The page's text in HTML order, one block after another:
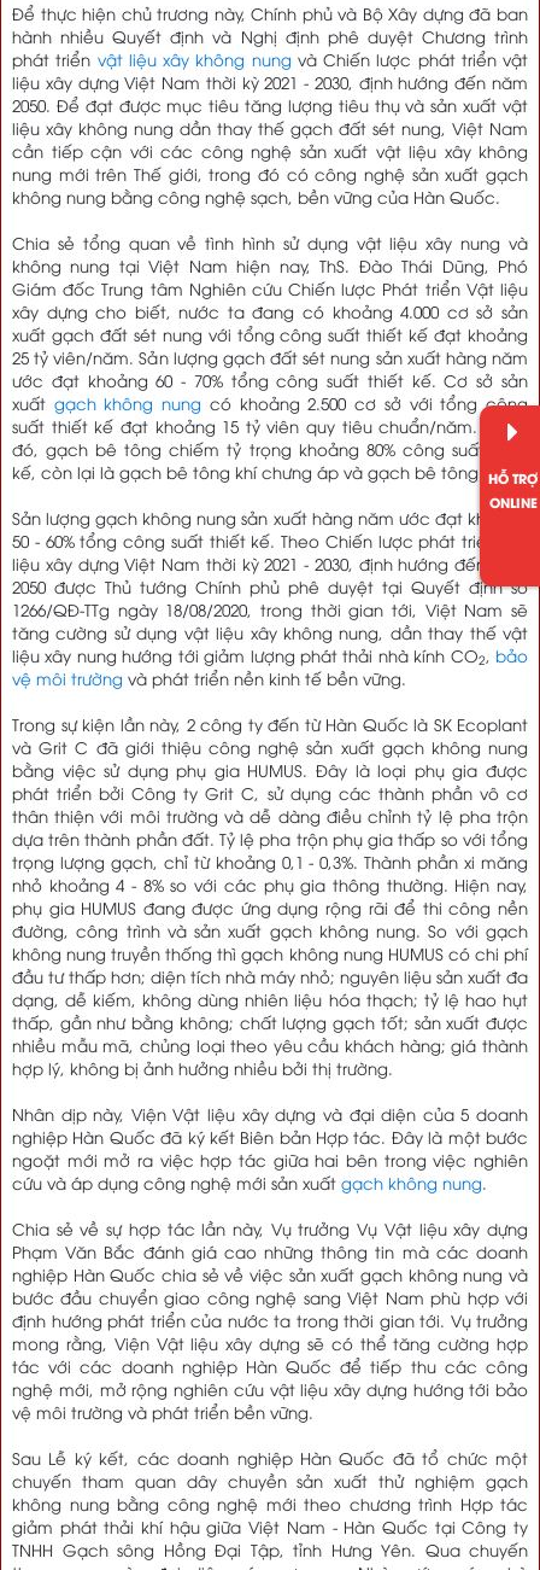
Để thực hiện chủ trương này, Chính phủ và Bộ Xây dựng đã ban
hành nhiều Quyết định và Nghị định phê duyệt Chương trình
phát triển vật liệu xây không nung và Chiến lược phát triển vật
liệu xây dựng Việt Nam thời kỳ 2021 - 2030, định hướng đến năm
2050. Để đạt được mục tiêu tăng lượng tiêu thụ và sản xuất vật
liệu xây không nung dần thay thế gạch đất sét nung, Việt Nam
cần tiếp cận với các công nghệ sản xuất vật liệu xây không
nung mới trên Thế giới, trong đó có công nghệ sản xuất gạch
không nung bằng công nghệ sạch, bền vững của Hàn Quốc.
Chia sẻ tổng quan về tình hình sử dụng vật liệu xây nung và
không nung tại Việt Nam hiện nay, ThS. Đào Thái Dũng, Phó
Giám đốc Trung tâm Nghiên cứu Chiến lược Phát triển Vật liệu
xây dựng cho biết, nước ta đang có khoảng 4.000 cơ sở sản
xuất gạch đất sét nung với tổng công suất thiết kế đạt khoảng
25 tỷ viên/năm. Sản lượng gạch đất sét nung sản xuất hàng năm
ước đạt khoảng 60 - 70% tổng công suất thiết kế. Cơ sở sản
xuất gạch không nung có khoảng 2.500 cơ sở với tổng công
suất thiết kế đạt khoảng 15 tỷ viên quy tiêu chuẩn/năm. Trong
đó, gạch bê tông chiếm tỷ trọng khoảng 80% công suất thiết
kế, còn lại là gạch bê tông khí chưng áp và gạch bê tông bọt.
Sản lượng gạch không nung sản xuất hàng năm ước đạt khoảng
50 - 60% tổng công suất thiết kế. Theo Chiến lược phát triển vật
liệu xây dựng Việt Nam thời kỳ 2021 - 2030, định hướng đến năm
2050 được Thủ tướng Chính phủ phê duyệt tại Quyết định số
1266/QĐ-TTg ngày 18/08/2020, trong thời gian tới, Việt Nam sẽ
tăng cường sử dụng vật liệu xây không nung, dần thay thế vật
liệu xây nung hướng tới giảm lượng phát thải nhà kính CO2, bảo
vệ môi trường và phát triển nền kinh tế bền vững.
Trong sự kiện lần này, 2 công ty đến từ Hàn Quốc là SK Ecoplant
và Grit C đã giới thiệu công nghệ sản xuất gạch không nung
bằng việc sử dụng phụ gia HUMUS. Đây là loại phụ gia được
phát triển bởi Công ty Grit C, sử dụng các thành phần vô cơ
thân thiện với môi trường và dễ dàng điều chỉnh tỷ lệ pha trộn
dựa trên thành phần đất. Tỷ lệ pha trộn phụ gia thấp so với tổng
trọng lượng gạch, chỉ từ khoảng 0,1 - 0,3%. Thành phần xi măng
nhỏ khoảng 4 - 8% so với các phụ gia thông thường. Hiện nay,
phụ gia HUMUS đang được ứng dụng rộng rãi để thi công nền
đường, công trình và sản xuất gạch không nung. So với gạch
không nung truyền thống thì gạch không nung HUMUS có chi phí
đầu tư thấp hơn; diện tích nhà máy nhỏ; nguyên liệu sản xuất đa
dạng, dễ kiếm, không dùng nhiên liệu hóa thạch; tỷ lệ hao hụt
thấp, gần như bằng không; chất lượng gạch tốt; sản xuất được
nhiều mẫu mã, chủng loại theo yêu cầu khách hàng; giá thành
hợp lý, không bị ảnh hưởng nhiều bởi thị trường.
Nhân dịp này, Viện Vật liệu xây dựng và đại diện của 5 doanh
nghiệp Hàn Quốc đã ký kết Biên bản Hợp tác. Đây là một bước
ngoặt mới mở ra việc hợp tác giữa hai bên trong việc nghiên
cứu và áp dụng công nghệ mới sản xuất gạch không nung.
Chia sẻ về sự hợp tác lần này, Vụ trưởng Vụ Vật liệu xây dựng
Phạm Văn Bắc đánh giá cao những thông tin mà các doanh
nghiệp Hàn Quốc chia sẻ về việc sản xuất gạch không nung và
bước đầu chuyển giao công nghệ sang Việt Nam phù hợp với
định hướng phát triển của nước ta trong thời gian tới. Vụ trưởng
mong rằng, Viện Vật liệu xây dựng sẽ có thể tăng cường hợp
tác với các doanh nghiệp Hàn Quốc để tiếp thu các công
nghệ mới, mở rộng nghiên cứu vật liệu xây dựng hướng tới bảo
vệ môi trường và phát triển bền vững.
Sau Lễ ký kết, các doanh nghiệp Hàn Quốc đã tổ chức một
chuyến tham quan dây chuyền sản xuất thử nghiệm gạch
không nung bằng công nghệ mới theo chương trình Hợp tác
giảm phát thải khí hậu giữa Việt Nam - Hàn Quốc tại Công ty
TNHH Gạch sông Hồng Đại Tập, tỉnh Hưng Yên. Qua chuyến
HỖ TRỢ
ONLINE